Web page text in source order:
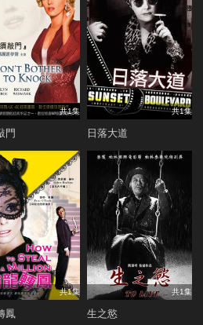
共1集
門
共1集
日落大道
共1集
鳳
共1集
生之慾